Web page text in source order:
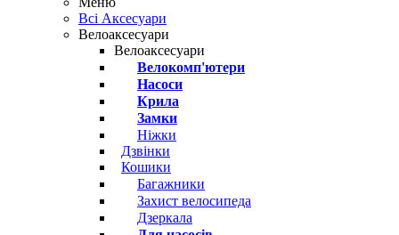
Всі Аксесуари
Велоаксесуари
Велоаксесуари
Велокомп'ютери
Насоси
Крила
Замки
Ніжки
Дзвінки
Кошики
Багажники
Захист велосипеда
Дзеркала